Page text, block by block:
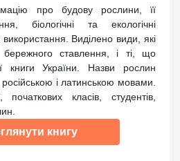
про будову рослини, її
біологічні та екологічні
використання. Виділено види, які
бережного ставлення, і ті, що
книги України. Назви рослин
і латинською мовами.
початкових класів, студентів,
книгу